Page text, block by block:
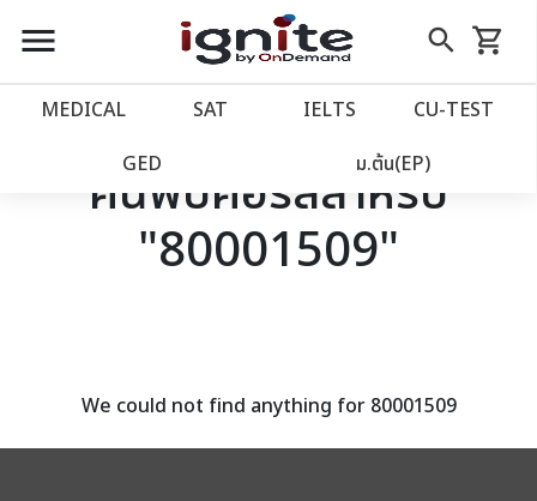
close
account_balance หน้าแรก
เว็บไซต์อิกไนท์
โปรโมชั่น
assignment ลงทะเบียน
menu search
Skip
to
shopping_cart
รถเข็น
MEDICAL SAT IELTS CU‑TEST
GED ม.ต้น(EP)
ค้นพบคอร์สสำหรับ
"80001509"
We could not find anything for 80001509